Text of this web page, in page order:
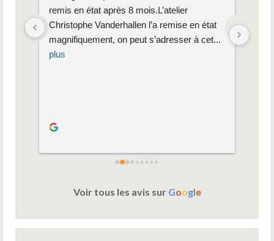
remis en état après 8 mois.L’atelier
Christophe Vanderhallen l’a remise en état
magnifiquement, on peut s’adresser à cet
plus
Voir tous les avis sur Google